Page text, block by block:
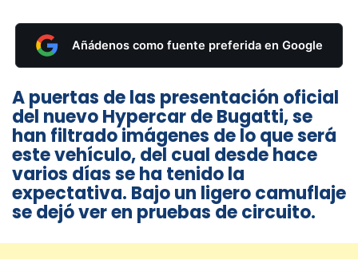
Añádenos como fuente preferida en Google
A puertas de las presentación oficial
del nuevo Hypercar de Bugatti, se
han filtrado imágenes de lo que será
este vehículo, del cual desde hace
varios días se ha tenido la
expectativa. Bajo un ligero camuflaje
se dejó ver en pruebas de circuito.